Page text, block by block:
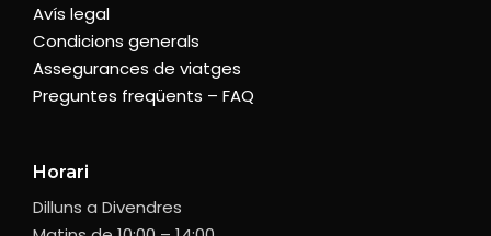
Avís legal
Condicions generals
Assegurances de viatges
Preguntes freqüents – FAQ
Horari
Dilluns a Divendres